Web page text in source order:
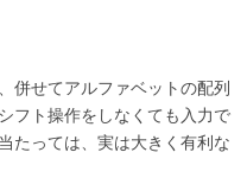
併せてアルファベットの配列
フト操作をしなくても入力で
たっては、実は大きく有利な